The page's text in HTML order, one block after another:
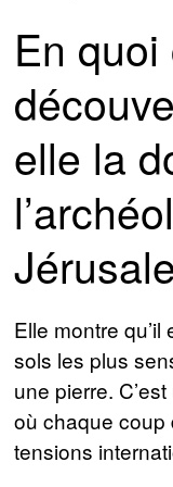
En quoi
elle la
Elle montre
sols les plus
une pierre.
où chaque coup
tensions